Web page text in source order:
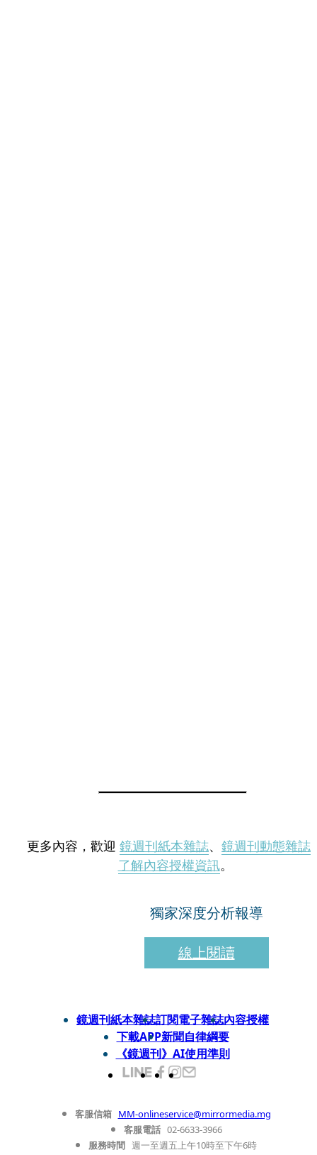
更多內容，歡迎 鏡週刊紙本雜誌、 鏡週刊動態雜誌
了解內容授權資訊。
獨家深度分析報導
線上閱讀
鏡週刊紙本雜誌訂閱電子雜誌內容授權
下載APP新聞自律綱要
《鏡週刊》AI使用準則
客服信箱 MM-onlineservice@mirrormedia.mg
客服電話 02-6633-3966
服務時間 週一至週五上午10時至下午6時